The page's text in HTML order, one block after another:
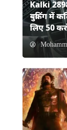
Kalki
बुकिंग में
लिए 50